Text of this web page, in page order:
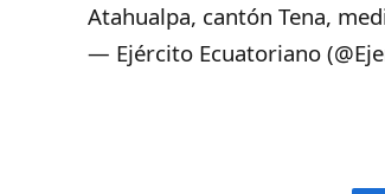
Atahualpa, cantón Tena,
— Ejército Ecuatoriano